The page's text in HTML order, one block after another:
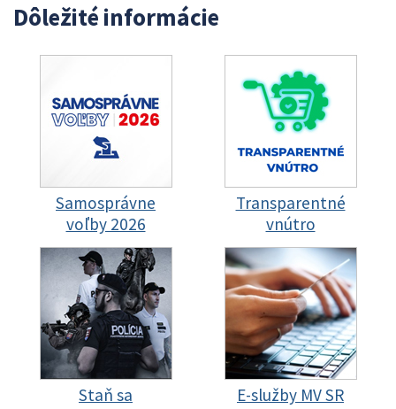
Dôležité informácie
Samosprávne
voľby 2026
Transparentné
vnútro
Staň sa
E-služby MV SR